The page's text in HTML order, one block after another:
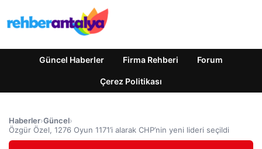
Güncel Haberler Firma Rehberi Forum
Çerez Politikası
Haberler›Güncel›
Özgür Özel, 1276 Oyun 1171’i alarak CHP’nin yeni lideri seçildi